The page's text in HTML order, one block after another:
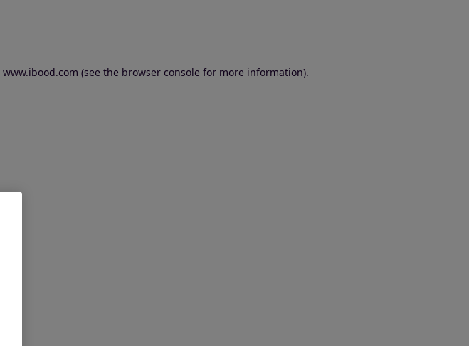
www.ibood.com (see the browser console for more information).